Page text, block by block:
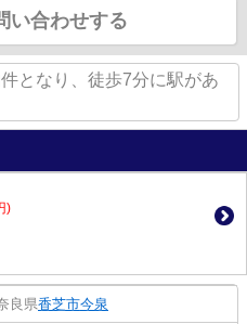
い合わせする
となり、徒歩7分に駅があ
)
良県香芝市今泉